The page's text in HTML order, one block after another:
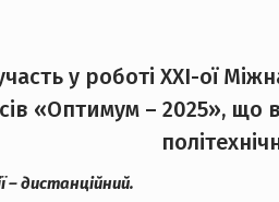
у роботі ХXІ-ої
«Оптимум – 2025», що
дистанційний.